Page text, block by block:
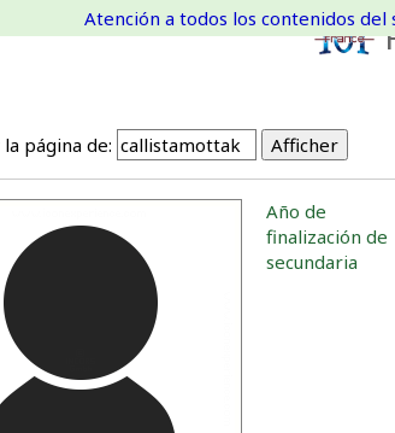
Atención a todos los contenidos del
página de:
Año de
finalización de
secundaria